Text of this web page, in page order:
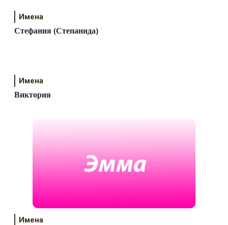
Имена
Стефания (Степанида)
Имена
Виктория
Имена